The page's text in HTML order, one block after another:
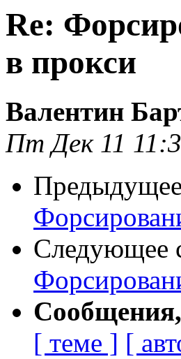
Re:
в прокси
Валентин
Пт Дек 11
Следующее
[ теме ] [